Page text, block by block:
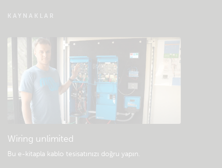
Community bilgi bankasına göz atın
Genel indirmeler ve belgeler
KAYNAKLAR
Wiring unlimited
Bu e-kitapla kablo tesisatınızı doğru yapın.